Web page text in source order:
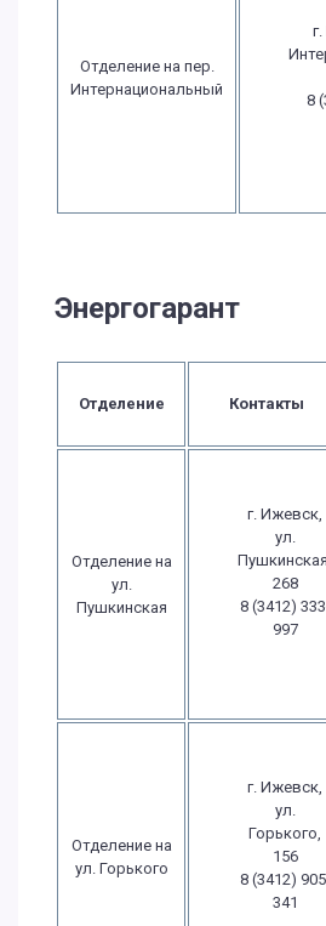
Отделение на пер.
Интернациональный
8
Энергогарант
Отделение Контакты
Отделение на
ул.
Пушкинская
г. Ижевск,
ул.
268
8 (3412)
997
Отделение на
ул. Горького
г. Ижевск,
ул.
Горького,
156
8 (3412)
341